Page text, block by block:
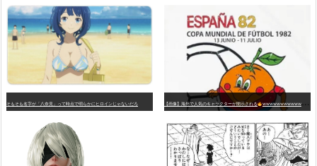
そもそも名字が「八奈見」って時点で明らかにヒロインじゃないだろ 【画像】海外で人気のキャラクターが開示される wwwwwwwwwwwwwwwwwwwwwwwwwwwwwwwwwwwwwwwwwwwwwwwww